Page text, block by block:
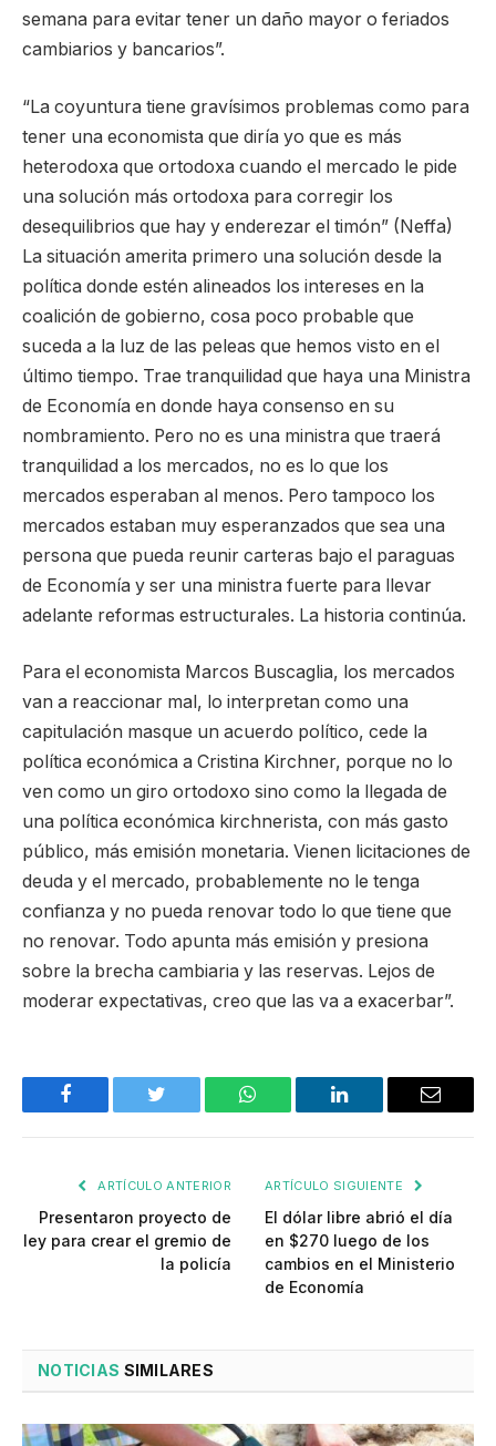
semana para evitar tener un daño mayor o feriados
cambiarios y bancarios”.
“La coyuntura tiene gravísimos problemas como para
tener una economista que diría yo que es más
heterodoxa que ortodoxa cuando el mercado le pide
una solución más ortodoxa para corregir los
desequilibrios que hay y enderezar el timón” (Neffa)
La situación amerita primero una solución desde la
política donde estén alineados los intereses en la
coalición de gobierno, cosa poco probable que
suceda a la luz de las peleas que hemos visto en el
último tiempo. Trae tranquilidad que haya una Ministra
de Economía en donde haya consenso en su
nombramiento. Pero no es una ministra que traerá
tranquilidad a los mercados, no es lo que los
mercados esperaban al menos. Pero tampoco los
mercados estaban muy esperanzados que sea una
persona que pueda reunir carteras bajo el paraguas
de Economía y ser una ministra fuerte para llevar
adelante reformas estructurales. La historia continúa.
Para el economista Marcos Buscaglia, los mercados
van a reaccionar mal, lo interpretan como una
capitulación masque un acuerdo político, cede la
política económica a Cristina Kirchner, porque no lo
ven como un giro ortodoxo sino como la llegada de
una política económica kirchnerista, con más gasto
público, más emisión monetaria. Vienen licitaciones de
deuda y el mercado, probablemente no le tenga
confianza y no pueda renovar todo lo que tiene que
no renovar. Todo apunta más emisión y presiona
sobre la brecha cambiaria y las reservas. Lejos de
moderar expectativas, creo que las va a exacerbar”.
Facebook Twitter WhatsApp LinkedIn Email
ARTÍCULO ANTERIOR
Presentaron proyecto de
ley para crear el gremio de
la policía
ARTÍCULO SIGUIENTE
El dólar libre abrió el día
en $270 luego de los
cambios en el Ministerio
de Economía
NOTICIAS SIMILARES